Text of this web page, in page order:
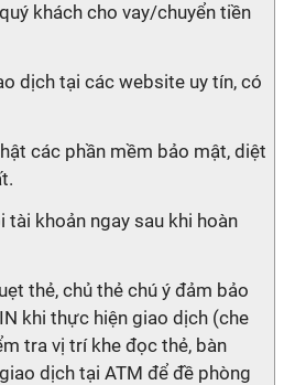
khách cho vay/chuyển tiền
dịch tại các website uy tín, có
các phần mềm bảo mật, diệt
tài khoản ngay sau khi hoàn
thẻ, chủ thẻ chú ý đảm bảo
khi thực hiện giao dịch (che
tra vị trí khe đọc thẻ, bàn
dịch tại ATM để đề phòng